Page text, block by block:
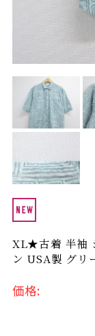
ラルフローレン
Search by
ラルフ
カーハート
リーバイ
ア行
XL★古着 半袖
ン USA製 グ
価格: